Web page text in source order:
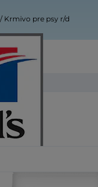
Krmivo pre psy r/d